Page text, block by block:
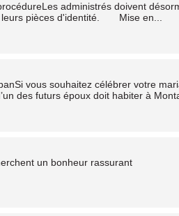
administrés doivent
leurs pièces d'identité. Mise en...
vous souhaitez célébrer votre
des futurs époux doit habiter à
un bonheur rassurant